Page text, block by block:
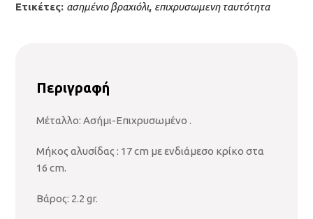
Ετικέτες: ασημένιο βραχιόλι, επιχρυσωμενη ταυτότητα
Περιγραφή
Μέταλλο: Ασήμι-Επιχρυσωμένο .
Μήκος αλυσίδας : 17 cm με ενδιάμεσο κρίκο στα
16 cm.
Βάρος: 2.2 gr.